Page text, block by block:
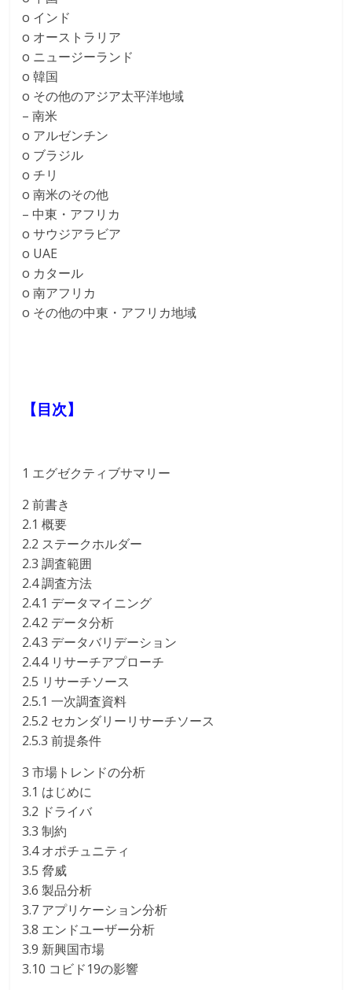
o インド
o オーストラリア
o ニュージーランド
o 韓国
o その他のアジア太平洋地域
– 南米
o アルゼンチン
o ブラジル
o チリ
o 南米のその他
– 中東・アフリカ
o サウジアラビア
o UAE
o カタール
o 南アフリカ
o その他の中東・アフリカ地域
【目次】
1 エグゼクティブサマリー
2 前書き
2.1 概要
2.2 ステークホルダー
2.3 調査範囲
2.4 調査方法
2.4.1 データマイニング
2.4.2 データ分析
2.4.3 データバリデーション
2.4.4 リサーチアプローチ
2.5 リサーチソース
2.5.1 一次調査資料
2.5.2 セカンダリーリサーチソース
2.5.3 前提条件
3 市場トレンドの分析
3.1 はじめに
3.2 ドライバ
3.3 制約
3.4 オポチュニティ
3.5 脅威
3.6 製品分析
3.7 アプリケーション分析
3.8 エンドユーザー分析
3.9 新興国市場
3.10 コビド19の影響